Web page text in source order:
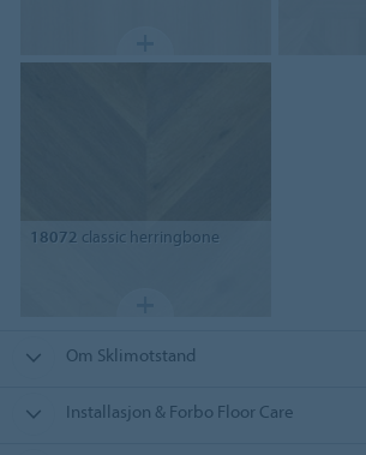
18072 classic herringbone
Om Sklimotstand
Installasjon & Forbo Floor Care